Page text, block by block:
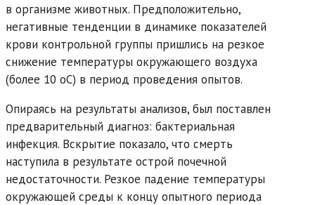
в организме животных. Предположительно,
негативные тенденции в динамике показателей
крови контрольной группы пришлись на резкое
снижение температуры окружающего воздуха
(более 10 oC) в период проведения опытов.
Опираясь на результаты анализов, был поставлен
предварительный диагноз: бактериальная
инфекция. Вскрытие показало, что смерть
наступила в результате острой почечной
недостаточности. Резкое падение температуры
окружающей среды к концу опытного периода